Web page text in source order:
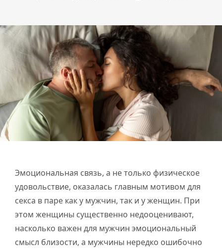
Эмоциональная связь, а не только физическое
удовольствие, оказалась главным мотивом для
секса в паре как у мужчин, так и у женщин. При
этом женщины существенно недооценивают,
насколько важен для мужчин эмоциональный
смысл близости, а мужчины нередко ошибочно